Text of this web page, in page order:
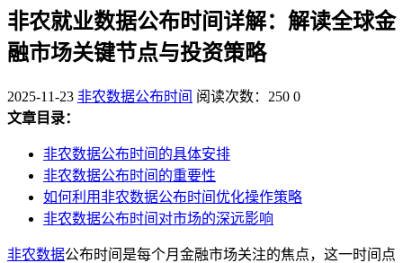
非农就业数据公布时间详解：解读全球金
融市场关键节点与投资策略
2025-11-23 非农数据公布时间 阅读次数：250 0
文章目录：
非农数据公布时间的具体安排
非农数据公布时间的重要性
如何利用非农数据公布时间优化操作策略
非农数据公布时间对市场的深远影响
非农数据公布时间是每个月金融市场关注的焦点，这一时间点